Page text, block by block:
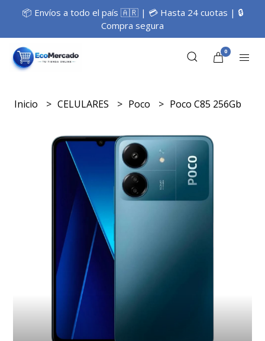
📦 Envíos a todo el país 🇦🇷 | 💳 Hasta 24 cuotas | 🔒
Compra segura
0
Inicio CELULARES Poco Poco C85 256Gb